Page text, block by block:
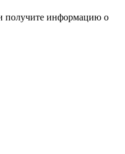
получите информацию о